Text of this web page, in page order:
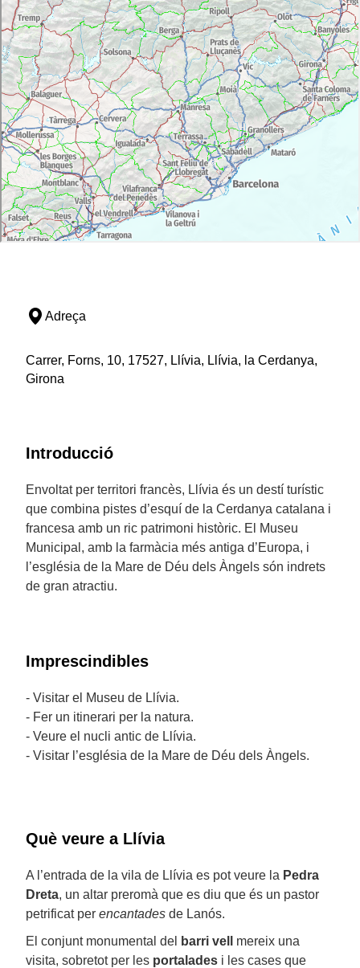
Adreça
Carrer, Forns, 10, 17527, Llívia, Llívia, la Cerdanya,
Girona
Introducció
Envoltat per territori francès, Llívia és un destí turístic
que combina pistes d’esquí de la Cerdanya catalana i
francesa amb un ric patrimoni històric. El Museu
Municipal, amb la farmàcia més antiga d’Europa, i
l’església de la Mare de Déu dels Àngels són indrets
de gran atractiu.
Imprescindibles
- Visitar el Museu de Llívia.
- Fer un itinerari per la natura.
- Veure el nucli antic de Llívia.
- Visitar l’església de la Mare de Déu dels Àngels.
Què veure a Llívia
A l’entrada de la vila de Llívia es pot veure la Pedra
Dreta, un altar preromà que es diu que és un pastor
petrificat per encantades de Lanós.
El conjunt monumental del
barri vell
mereix una
visita, sobretot per les portalades i les cases que